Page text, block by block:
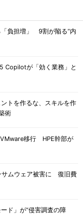
「負担増」 9割が陥る“内
が「効く業務」と
トを作るな、スキルを作
術
移行 HPE幹部が
サムウェア被害に 復旧費
ド」が“侵害調査の障